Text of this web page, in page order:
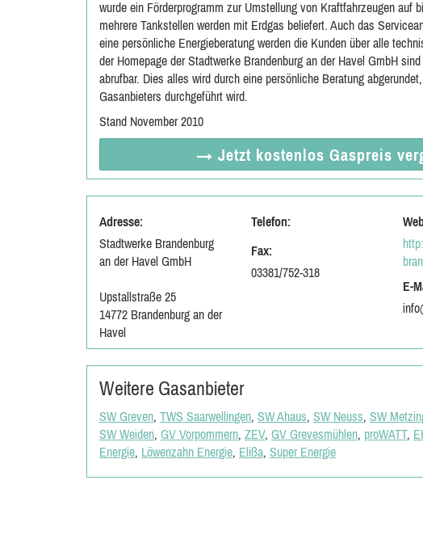
wurde ein Förderprogramm zur Umstellung von Kraftfahrzeugen auf
mehrere Tankstellen werden mit Erdgas beliefert. Auch das
eine persönliche Energieberatung werden die Kunden über alle
der Homepage der Stadtwerke Brandenburg an der Havel GmbH
abrufbar. Dies alles wird durch eine persönliche Beratung
Gasanbieters durchgeführt wird.
Stand November 2010
→ Jetzt kostenlos Gaspreis
Adresse:
Stadtwerke Brandenburg
an der Havel GmbH
Upstallstraße 25
14772 Brandenburg an der
Havel
Telefon:
Fax:
03381/752-318
E-
Weitere Gasanbieter
SW Greven, TWS Saarwellingen, SW Ahaus, SW Neuss, SW
SW Weiden, GV Vorpommern, ZEV, GV Grevesmühlen, proWATT,
Energie, Löwenzahn Energie, Elißa, Super Energie